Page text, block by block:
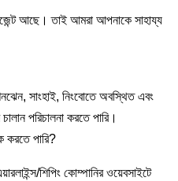
আছে। তাই আমরা আপনাকে সাহায্য
সাংহাই, নিংবোতে অবস্থিত এবং
পরিচালনা করতে পারি।
করতে পারি?
শিপিং কোম্পানির ওয়েবসাইটে